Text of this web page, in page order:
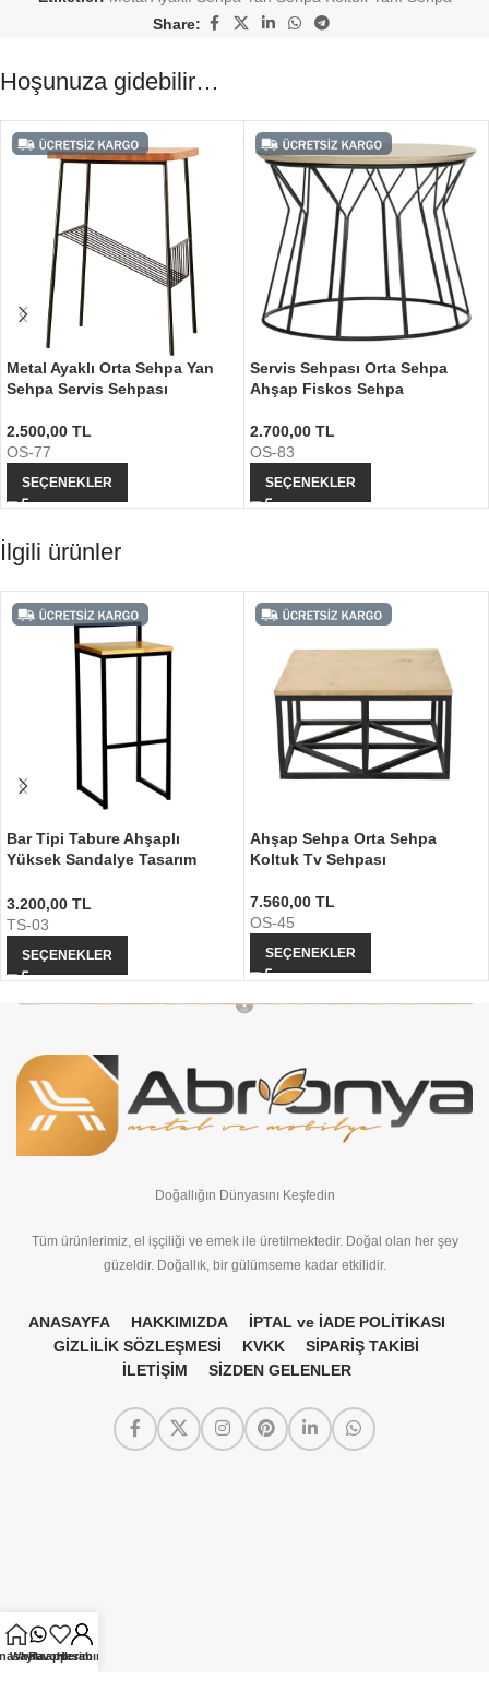
Share:
Hoşunuza gidebilir…
Metal Ayaklı Orta Sehpa Yan
Sehpa Servis Sehpası
2.500,00 TL
OS-77
SEÇENEKLER
Servis Sehpası Orta Sehpa
Ahşap Fiskos Sehpa
2.700,00 TL
OS-83
SEÇENEKLER
İlgili ürünler
Bar Tipi Tabure Ahşaplı
Yüksek Sandalye Tasarım
3.200,00 TL
TS-03
SEÇENEKLER
Ahşap Sehpa Orta Sehpa
Koltuk Tv Sehpası
7.560,00 TL
OS-45
SEÇENEKLER
Doğallığın Dünyasını Keşfedin
Tüm ürünlerimiz, el işçiliği ve emek ile üretilmektedir. Doğal olan her şey
güzeldir. Doğallık, bir gülümseme kadar etkilidir.
ANASAYFA HAKKIMIZDA
İPTAL ve İADE POLİTİKASI
GİZLİLİK SÖZLEŞMESİ
KVKK
SİPARİŞ TAKİBİ
İLETİŞİM
SİZDEN GELENLER
Whatsapp
Favorilerim
Hesabım